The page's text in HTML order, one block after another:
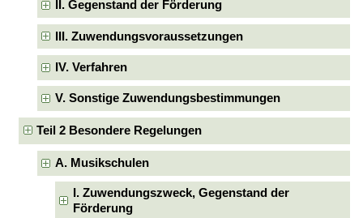
II. Gegenstand der Förderung
III. Zuwendungsvoraussetzungen
IV. Verfahren
V. Sonstige Zuwendungsbestimmungen
Teil 2 Besondere Regelungen
A. Musikschulen
I. Zuwendungszweck, Gegenstand der
Förderung